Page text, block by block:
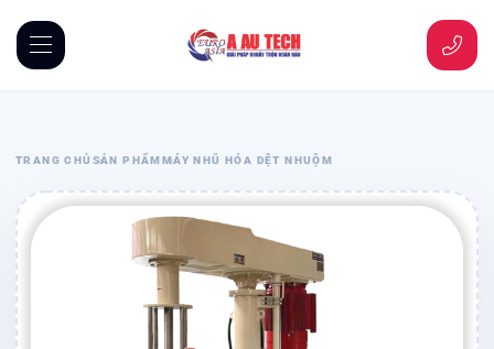
TRANG CHỦ SẢN PHẨM MÁY NHŨ HÓA DỆT NHUỘM